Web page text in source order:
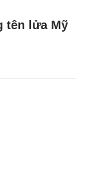
tên lửa Mỹ